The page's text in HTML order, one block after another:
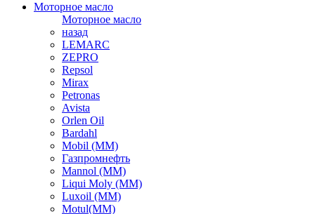
Моторное масло
Моторное масло
назад
LEMARC
ZEPRO
Repsol
Mirax
Petronas
Avista
Orlen Oil
Bardahl
Mobil (ММ)
Газпромнефть
Mannol (ММ)
Liqui Moly (ММ)
Luxoil (ММ)
Motul(ММ)